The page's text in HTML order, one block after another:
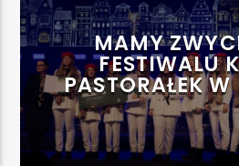
MAMY
FESTIWALU
PASTORAŁEK